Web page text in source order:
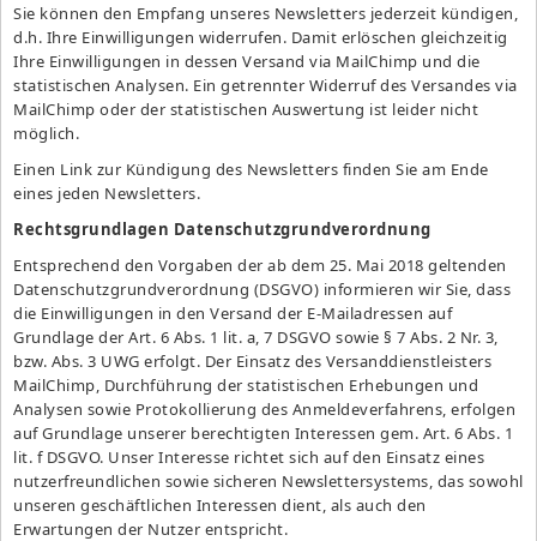
Sie können den Empfang unseres Newsletters jederzeit kündigen,
d.h. Ihre Einwilligungen widerrufen. Damit erlöschen gleichzeitig
Ihre Einwilligungen in dessen Versand via MailChimp und die
statistischen Analysen. Ein getrennter Widerruf des Versandes via
MailChimp oder der statistischen Auswertung ist leider nicht
möglich.
Einen Link zur Kündigung des Newsletters finden Sie am Ende
eines jeden Newsletters.
Rechtsgrundlagen Datenschutzgrundverordnung
Entsprechend den Vorgaben der ab dem 25. Mai 2018 geltenden
Datenschutzgrundverordnung (DSGVO) informieren wir Sie, dass
die Einwilligungen in den Versand der E-Mailadressen auf
Grundlage der Art. 6 Abs. 1 lit. a, 7 DSGVO sowie § 7 Abs. 2 Nr. 3,
bzw. Abs. 3 UWG erfolgt. Der Einsatz des Versanddienstleisters
MailChimp, Durchführung der statistischen Erhebungen und
Analysen sowie Protokollierung des Anmeldeverfahrens, erfolgen
auf Grundlage unserer berechtigten Interessen gem. Art. 6 Abs. 1
lit. f DSGVO. Unser Interesse richtet sich auf den Einsatz eines
nutzerfreundlichen sowie sicheren Newslettersystems, das sowohl
unseren geschäftlichen Interessen dient, als auch den
Erwartungen der Nutzer entspricht.